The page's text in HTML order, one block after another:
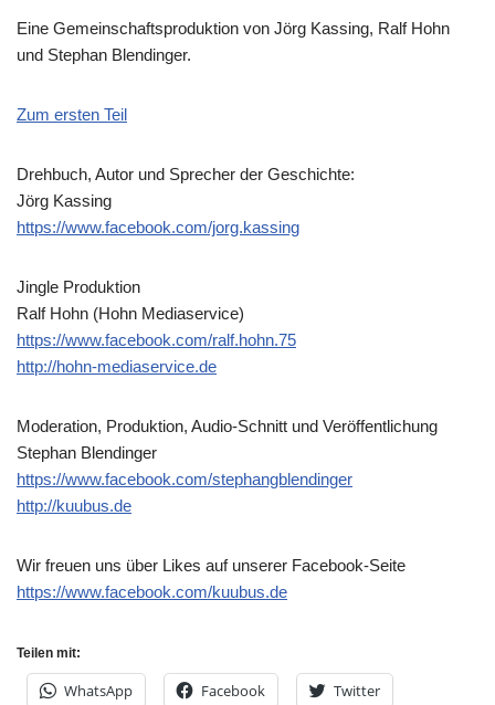
Eine Gemeinschaftsproduktion von Jörg Kassing, Ralf Hohn
und Stephan Blendinger.
Zum ersten Teil
Drehbuch, Autor und Sprecher der Geschichte:
Jörg Kassing
https://www.facebook.com/jorg.kassing
Jingle Produktion
Ralf Hohn (Hohn Mediaservice)
https://www.facebook.com/ralf.hohn.75
http://hohn-mediaservice.de
Moderation, Produktion, Audio-Schnitt und Veröffentlichung
Stephan Blendinger
https://www.facebook.com/stephangblendinger
http://kuubus.de
Wir freuen uns über Likes auf unserer Facebook-Seite
https://www.facebook.com/kuubus.de
Teilen mit:
WhatsApp Facebook Twitter